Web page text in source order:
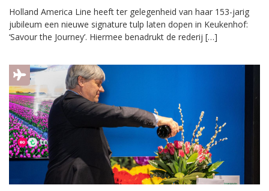
Holland America Line heeft ter gelegenheid van haar 153-jarig
jubileum een nieuwe signature tulp laten dopen in Keukenhof:
‘Savour the Journey’. Hiermee benadrukt de rederij […]